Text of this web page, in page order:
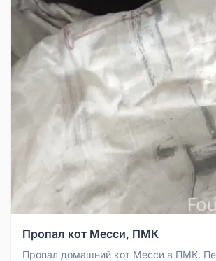
Пропал кот Месси, ПМК
Пропал домашний кот Месси в ПМК.